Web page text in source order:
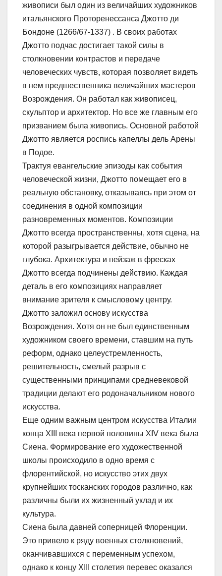
живописи был один из величайших художников
итальянского Проторенессанса Джотто ди
Бондоне (1266/67-1337) . В своих работах
Джотто подчас достигает такой силы в
столкновении контрастов и передаче
человеческих чувств, которая позволяет видеть
в нем предшественника величайших мастеров
Возрождения. Он работал как живописец,
скульптор и архитектор. Но все же главным его
призванием была живопись. Основной работой
Джотто является роспись капеллы дель Арены
в Подое.
Трактуя евангельские эпизоды как события
человеческой жизни, Джотто помещает его в
реальную обстановку, отказываясь при этом от
соединения в одной композиции
разновременных моментов. Композиции
Джотто всегда пространственны, хотя сцена, на
которой разыгрывается действие, обычно не
глубока. Архитектура и пейзаж в фресках
Джотто всегда подчинены действию. Каждая
деталь в его композициях направляет
внимание зрителя к смысловому центру.
Джотто заложил основу искусства
Возрождения. Хотя он не был единственным
художником своего времени, ставшим на путь
реформ, однако целеустремленность,
решительность, смелый разрыв с
существенными принципами средневековой
традиции делают его родоначальником нового
искусства.
Еще одним важным центром искусства Италии
конца XIII века первой половины XIV века была
Сиена. Формирование его художественной
школы происходило в одно время с
флорентийской, но искусство этих двух
крупнейших тосканских городов различно, как
различны были их жизненный уклад и их
культура.
Сиена была давней соперницей Флоренции.
Это привело к ряду военных столкновений,
оканчивавшихся с переменным успехом,
однако к концу XIII столетия перевес оказался